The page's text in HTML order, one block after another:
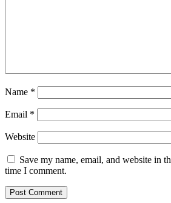
Name *
Email *
Website
Save my name, email, and website in
time I comment.